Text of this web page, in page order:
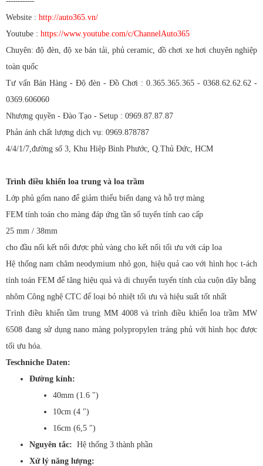
Website : http://auto365.vn/
Youtube : https://www.youtube.com/c/ChannelAuto365
Chuyên: độ đèn, độ xe bán tải, phủ ceramic, đồ chơi xe hơi chuyên nghiệp
toàn quốc
Tư vấn Bán Hàng - Độ đèn - Đồ Chơi : 0.365.365.365 - 0368.62.62.62 -
0369.606060
Nhượng quyền - Đào Tạo - Setup : 0969.87.87.87
Phản ánh chất lượng dịch vụ: 0969.878787
4/4/1/7,đường số 3, Khu Hiệp Bình Phước, Q.Thủ Đức, HCM
Trình điều khiển loa trung và loa trầm
Lớp phủ gốm nano để giảm thiểu biến dạng và hỗ trợ màng
FEM tính toán cho màng đáp ứng tần số tuyến tính cao cấp
25 mm / 38mm
cho đầu nối kết nối được phủ vàng cho kết nối tối ưu với cáp loa
Hệ thống nam châm neodymium nhỏ gọn, hiệu quả cao với hình học t-ách
tính toán FEM để tăng hiệu quả và di chuyển tuyến tính của cuộn dây bằng
nhôm Công nghệ CTC để loại bỏ nhiệt tối ưu và hiệu suất tốt nhất
Trình điều khiển tầm trung MM 4008 và trình điều khiển loa trầm MW
6508 đang sử dụng nano màng polypropylen tráng phủ với hình học được
tối ưu hóa.
Teschniche Daten:
Đường kính:
40mm (1.6 ")
10cm (4 ")
16cm (6,5 ")
Nguyên tắc: Hệ thống 3 thành phần
Xử lý năng lượng: